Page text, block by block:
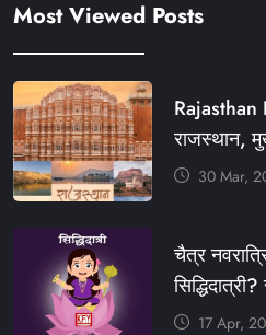
Most Viewed Posts
राजस्थान,
बधाई, आज
30 Mar,
चैत्र
रंग, प्रसाद
17 Apr,